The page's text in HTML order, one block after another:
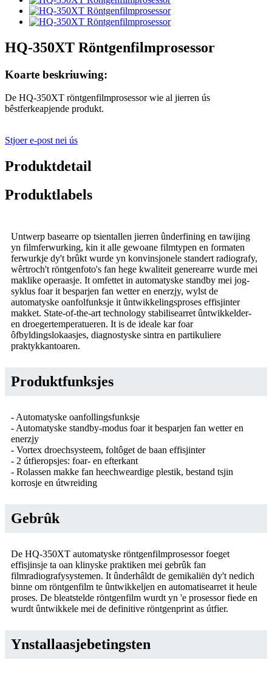
HQ-350XT Röntgenfilmprosessor
Koarte beskriuwing:
De HQ-350XT röntgenfilmprosessor wie al jierren ús
bêstferkeapjende produkt.
Stjoer e-post nei ús
Produktdetail
Produktlabels
Untwerp basearre op tsientallen jierren ûnderfining en tawijing
yn filmferwurking, kin it alle gewoane filmtypen en formaten
ferwurkje dy't brûkt wurde yn konvinsjonele standert radiografy,
wêrtroch't röntgenfoto's fan hege kwaliteit generearre wurde mei
maklike operaasje. It omfettet in automatyske standby mei jog-
syklus foar it besparjen fan wetter en enerzjy, wylst de
automatyske oanfolfunksje it ûntwikkelingsproses effisjinter
makket. State-of-the-art technology stabilisearret ûntwikkelder-
en droegertemperatueren. It is de ideale kar foar
ôfbyldingslokaasjes, diagnostyske sintra en partikuliere
praktykkantoaren.
Produktfunksjes
- Automatyske oanfollingsfunksje
- Automatyske standby-modus foar it besparjen fan wetter en
enerzjy
- Vortex droechsysteem, foltôget de baan effisjinter
- 2 útfieropsjes: foar- en efterkant
- Rolassen makke fan heechweardige plestik, bestand tsjin
korrosje en útwreiding
Gebrûk
De HQ-350XT automatyske röntgenfilmprosessor foeget
effisjinsje ta oan klinyske praktiken mei gebrûk fan
filmradiografysystemen. It ûnderhâldt de gemikaliën dy't nedich
binne om röntgenfilm te ûntwikkeljen en automatisearret it heule
proses. De bleatstelde röntgenfilm wurdt yn 'e prosessor fiede en
wurdt ûntwikkele mei de definitive röntgenprint as útfier.
Ynstallaasjebetingsten